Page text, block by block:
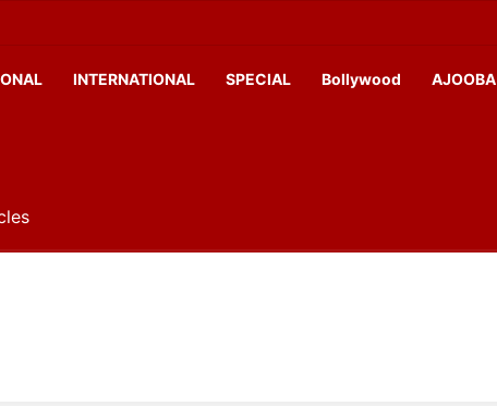
INTERNATIONAL SPECIAL Bollywood AJOOBA